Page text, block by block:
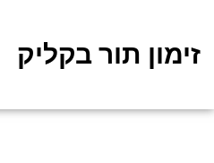
זימון תור בקליק